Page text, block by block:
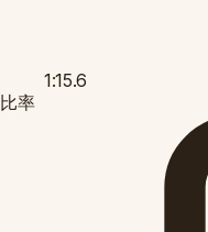
1:15.6
比率